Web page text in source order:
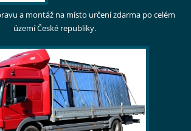
a montáž na místo určení zdarma po celém
území České republiky.